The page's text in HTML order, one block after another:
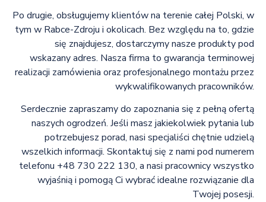
Po drugie, obsługujemy klientów na terenie całej Polski, w
tym w Rabce-Zdroju i okolicach. Bez względu na to, gdzie
się znajdujesz, dostarczymy nasze produkty pod
wskazany adres. Nasza firma to gwarancja terminowej
realizacji zamówienia oraz profesjonalnego montażu przez
wykwalifikowanych pracowników.
Serdecznie zapraszamy do zapoznania się z pełną ofertą
naszych ogrodzeń. Jeśli masz jakiekolwiek pytania lub
potrzebujesz porad, nasi specjaliści chętnie udzielą
wszelkich informacji. Skontaktuj się z nami pod numerem
telefonu +48 730 222 130, a nasi pracownicy wszystko
wyjaśnią i pomogą Ci wybrać idealne rozwiązanie dla
Twojej posesji.